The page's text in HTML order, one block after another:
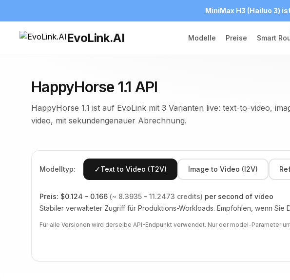
MiniMax H3 (Hailuo 3)
EvoLink.AI Modelle Preise Smart
HappyHorse 1.1 API
HappyHorse 1.1 ist auf EvoLink mit 3 Varianten live: text-to-video,
video, mit sekundengenauer Abrechnung.
Modelltyp: ✓Text to Video (T2V) Image to Video (I2V)
Preis: $0.124 - 0.166 (~ 8.3935 - 11.2473 credits) per second of video
Stabiler verwalteter Zugriff für Produktions-Workloads. Empfohlen, wenn
Für alle Versionen wird derselbe API-Endpunkt verwendet. Nur der model-Parameter